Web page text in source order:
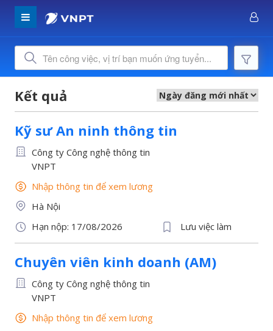
Kỹ sư An ninh thông tin
Công ty Công nghệ thông tin
VNPT
Nhập thông tin để xem lương
Hà Nội
Hạn nộp: 17/08/2026
Lưu việc làm
Chuyên viên kinh doanh (AM)
Công ty Công nghệ thông tin
VNPT
Nhập thông tin để xem lương